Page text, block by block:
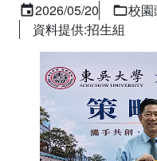
2026/05/20
校園
資料提供:招生組